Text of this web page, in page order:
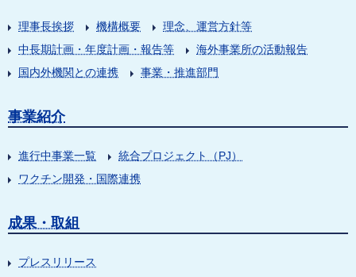
理事長挨拶 機構概要
理念、運営方針等
中長期計画・年度計画・報告等
海外事業所の活動報告
国内外機関との連携
事業・推進部門
事業紹介
進行中事業一覧
統合プロジェクト（PJ）
ワクチン開発・国際連携
成果・取組
プレスリリース